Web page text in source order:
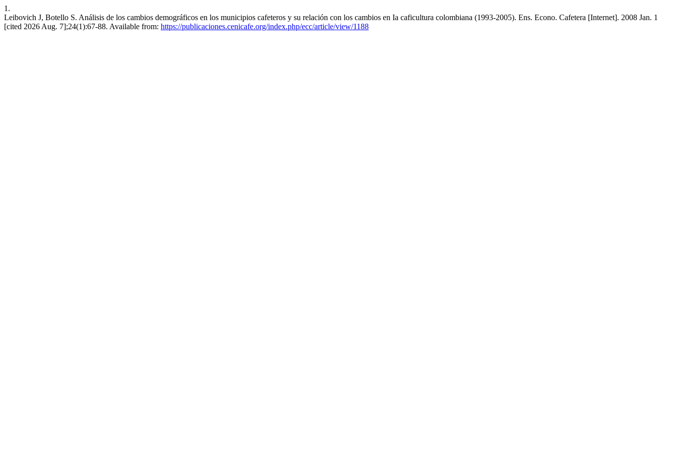
1.
Leibovich J, Botello S. Análisis de los cambios demográficos en los municipios cafeteros y su relación con los cambios en Ia caficultura colombiana (1993-2005). Ens. Econo. Cafetera [Internet]. 2008 Jan. 1
[cited 2026 Aug. 7];24(1):67-88. Available from: https://publicaciones.cenicafe.org/index.php/ecc/article/view/1188